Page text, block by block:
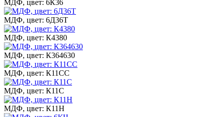
МДФ, цвет: 6К36
МДФ, цвет: 6Д36Т
МДФ, цвет: К4380
МДФ, цвет: К364630
МДФ, цвет: К11СС
МДФ, цвет: К11С
МДФ, цвет: К11Н